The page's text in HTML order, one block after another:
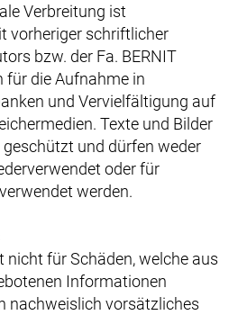
Verbreitung ist
vorheriger schriftlicher
bzw. der Fa. BERNIT
für die Aufnahme in
und Vervielfältigung auf
Texte und Bilder
und dürfen weder
oder für
werden.
nicht für Schäden, welche aus
Informationen
nachweislich vorsätzliches